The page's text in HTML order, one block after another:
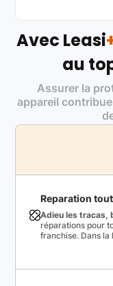
Avec Leasi
au
Assurer la
appareil
Reparation
Adieu les tracas,
réparations pour
franchise. Dans la